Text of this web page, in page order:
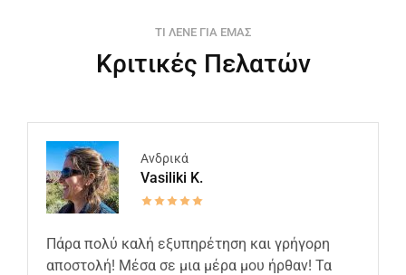
ΤΙ ΛΕΝΕ ΓΙΑ ΕΜΑΣ
Κριτικές Πελατών
Ανδρικά
Vasiliki K.
Πάρα πολύ καλή εξυπηρέτηση και γρήγορη
αποστολή! Μέσα σε μια μέρα μου ήρθαν! Τα